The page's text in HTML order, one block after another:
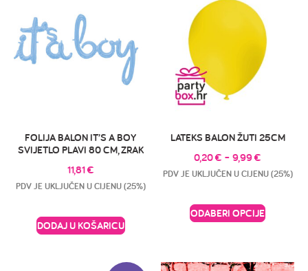
FOLIJA BALON IT’S A BOY
SVIJETLO PLAVI 80 CM, ZRAK
11,81€
PDV JE UKLJUČEN U CIJENU (25%)
DODAJ U KOŠARICU
LATEKS BALON ŽUTI 25CM
0,20€ – 9,99€
PDV JE UKLJUČEN U CIJENU (25%)
ODABERI OPCIJE